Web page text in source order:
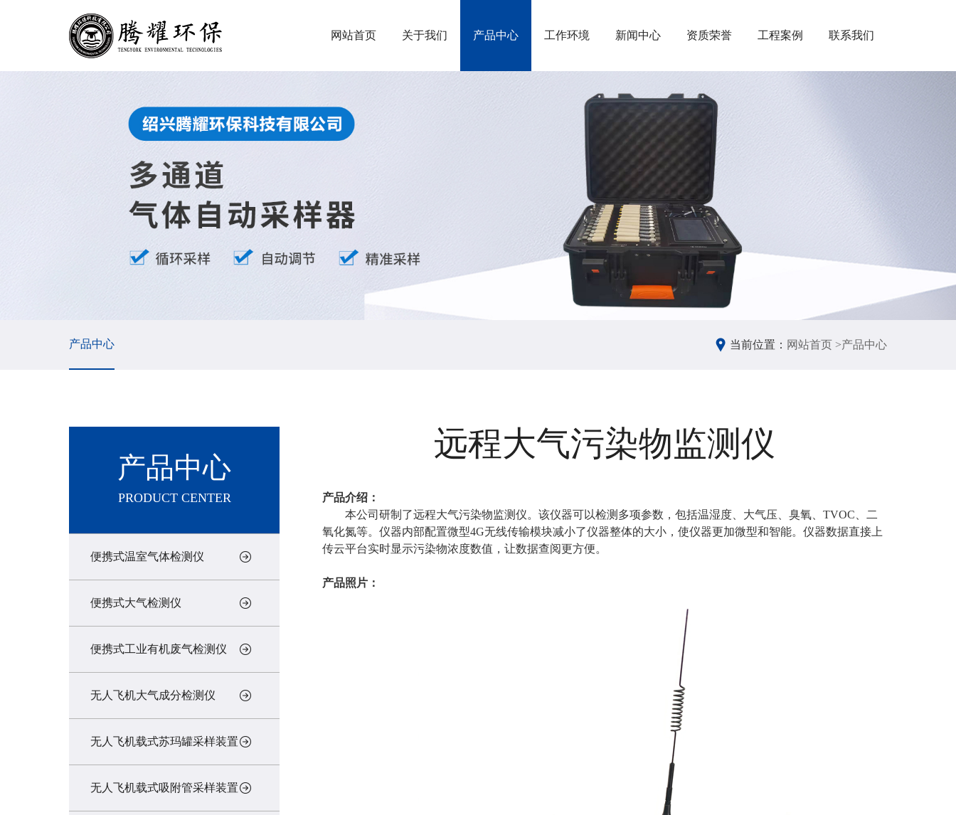
网站首页 关于我们 产品中心 工作环境 新闻中心 资质荣誉 工程案例 联系我们
当前位置： 网站首页 >产品中心
产品中心
产品中心
PRODUCT CENTER
便携式温室气体检测仪
便携式大气检测仪
便携式工业有机废气检测仪
无人飞机大气成分检测仪
无人飞机载式苏玛罐采样装置
无人飞机载式吸附管采样装置
远程大气污染物监测仪
产品介绍：
本公司研制了远程大气污染物监测仪。该仪器可以检测多项参数，包括温湿度、大气压、臭氧、TVOC、二
氧化氮等。仪器内部配置微型4G无线传输模块减小了仪器整体的大小，使仪器更加微型和智能。仪器数据直接上
传云平台实时显示污染物浓度数值，让数据查阅更方便。
产品照片：